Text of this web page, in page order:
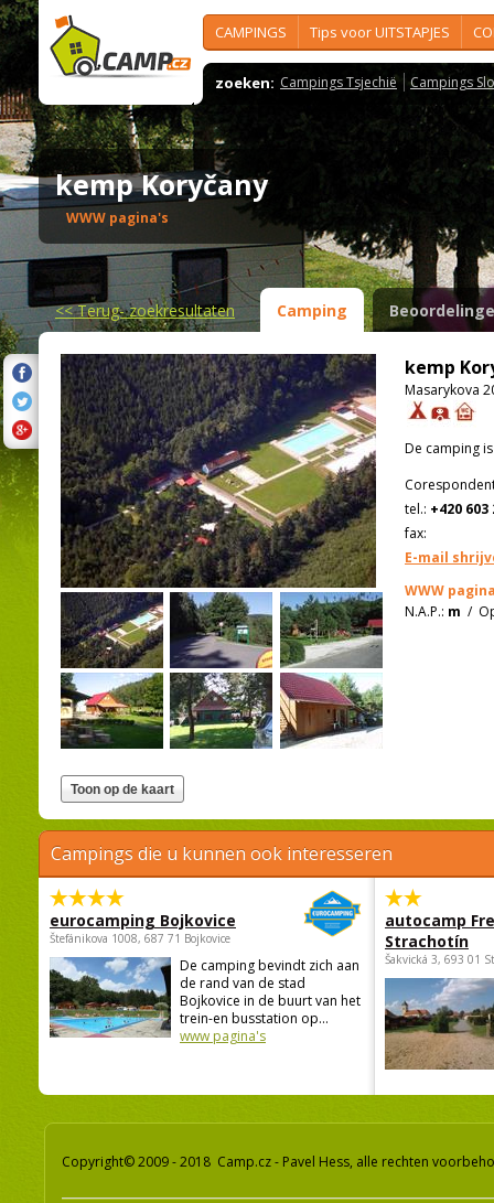
CAMPINGS Tips voor UITSTAPJES
zoeken: Campings Tsjechië Campings
kemp Koryčany
WWW pagina's
<<Terug- zoekresultaten Camping
kemp
Masarykova
De camping
tel.: +420 603
fax:
E-mail
WWW
N.A.P.: m /
Campings die u kunnen ook interesseren
eurocamping Bojkovice
Štefánikova 1008, 687 71 Bojkovice
De camping bevindt zich aan
de rand van de stad
Bojkovice in de buurt van het
trein-en busstation op...
www pagina's
autocamp
Strachotín
Šakvická 3, 693 01
Copyright© 2009 - 2018 Camp.cz - Pavel Hess, alle rechten